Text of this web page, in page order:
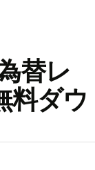
替レ
料ダウ